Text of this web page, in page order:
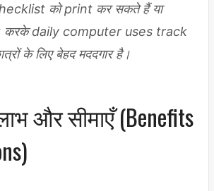
को print कर सकते हैं या
करके daily computer uses track
के लिए बेहद मददगार है।
और सीमाएँ (Benefits